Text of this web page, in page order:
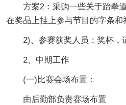
方案2：采购一些关于跆拳道
在奖品上挂上参与节目的字条和
2)、参赛获奖人员：奖杯，
2、中期工作
(一)比赛会场布置：
由后勤部负责赛场布置